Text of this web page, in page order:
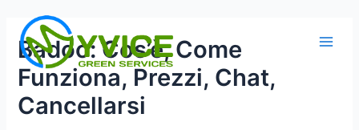
contenido
Badoo: Cos’è, Come
Funziona, Prezzi, Chat,
Cancellarsi